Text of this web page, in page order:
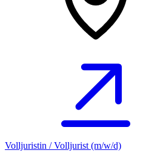
Volljuristin / Volljurist (m/w/d)